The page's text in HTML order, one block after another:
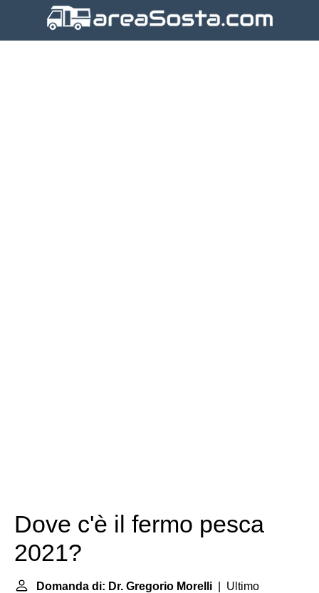
Dove c'è il fermo pesca
2021?
Domanda di: Dr. Gregorio Morelli | Ultimo